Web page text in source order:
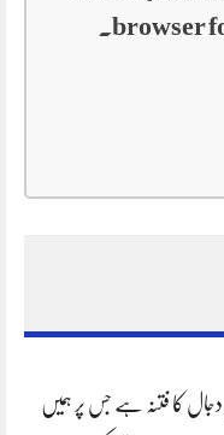
browser
دجال کا فتنہ ہے جس پر ہمیں